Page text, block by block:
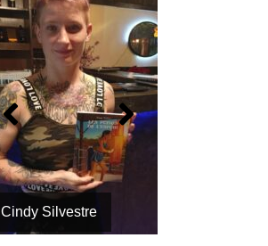
Cindy Silvestre
Désiré Thibault